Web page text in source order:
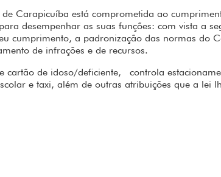
Carapicuíba está comprometida ao
desempenhar as suas funções: com vista a
cumprimento, a padronização das normas do
de infrações e de recursos.
cartão de idoso/deficiente, controla
e taxi, além de outras atribuições que a lei